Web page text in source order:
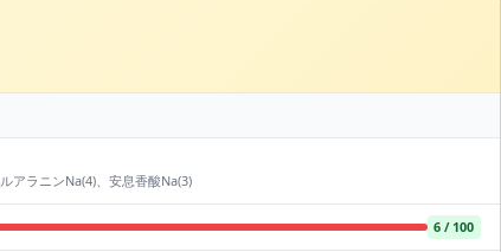
アラニンNa(4)、安息香酸Na(3)
6 / 100